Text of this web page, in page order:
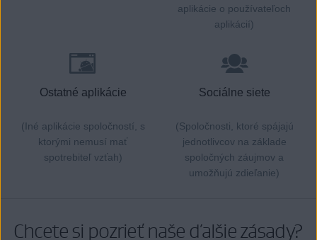
aplikácie o používateľoch
aplikácií)
Ostatné aplikácie
(Iné aplikácie spoločností, s
ktorými nemusí mať
spotrebiteľ vzťah)
Sociálne siete
(Spoločnosti, ktoré spájajú
jednotlivcov na základe
spoločných záujmov a
umožňujú zdieľanie)
Chcete si pozrieť naše ďalšie zásady?